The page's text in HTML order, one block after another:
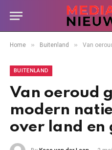
Home » Buitenland » Van oeroud
BUITENLAND
Van oeroud
modern
over land en